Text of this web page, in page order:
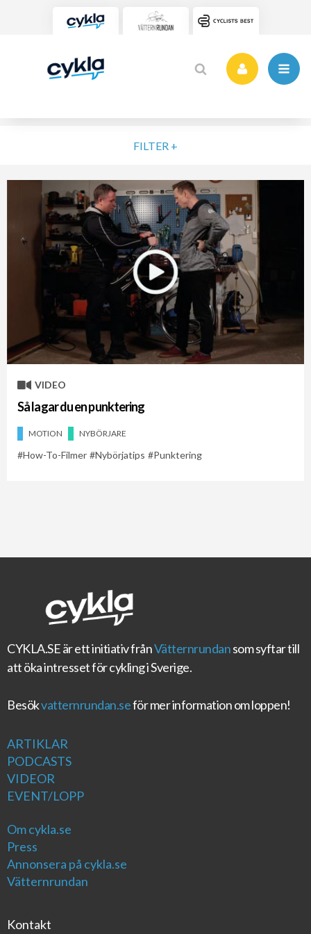
FILTER +
MOTION NYBÖRJARE
VARDAG
POPULÄRA TAGGAR
Vätternrundan
Motionslopp
Cykling
MTB
Träning
Vättern Bike Games
MTB-Lopp
Cykelveckan 2021
Cykelveckan 2026
Nybörjatips
SORTERA PÅ
RENSA
VIDEO
Så lagar du en punktering
MOTION NYBÖRJARE
How-To-Filmer Nybörjatips Punktering
CYKLA.SEär ett initiativ frånVätternrundansom syftar till
att öka intresset för cykling i Sverige.
Besökvatternrundan.seför mer information om loppen!
ARTIKLAR
PODCASTS
VIDEOR
EVENT/LOPP
Om cykla.se
Press
Annonsera på cykla.se
Vätternrundan
Kontakt